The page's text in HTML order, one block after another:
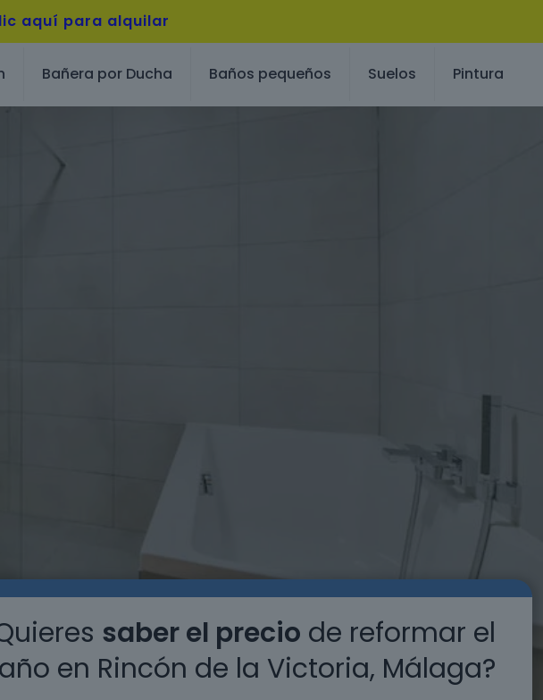
aquí para alquilar
Bañera por Ducha Baños pequeños Suelos Pintura
saber el precio de reformar el
en Rincón de la Victoria, Málaga?